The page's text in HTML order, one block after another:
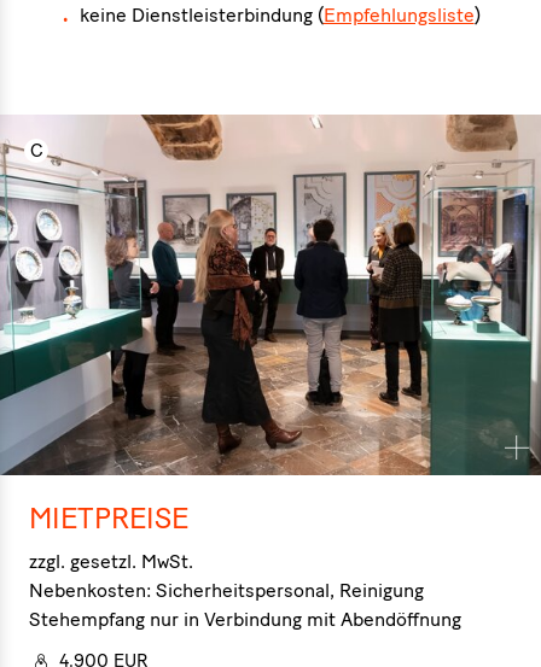
keine Dienstleisterbindung (Empfehlungsliste)
MIETPREISE
zzgl. gesetzl. MwSt.
Nebenkosten: Sicherheitspersonal, Reinigung
Stehempfang nur in Verbindung mit Abendöffnung
4.900 EUR